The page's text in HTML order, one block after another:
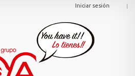
Iniciar sesión